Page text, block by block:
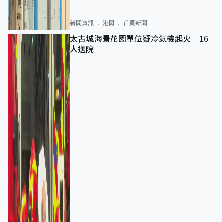
新聞資訊 港聞 首頁新聞
太古城海景花園單位疑冷氣機起火 16
人送院